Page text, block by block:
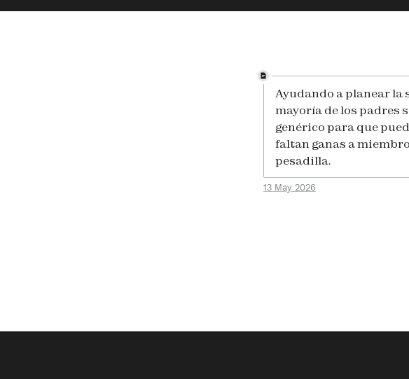
Ayudando a planear la
mayoría de los padres
genérico para que
faltan ganas a
pesadilla.
13 May 2026